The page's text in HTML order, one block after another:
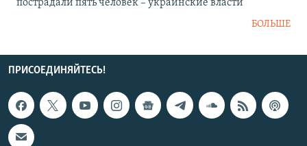
пострадали пять человек – украинские власти
БОЛЬШЕ
ПРИСОЕДИНЯЙТЕСЬ!